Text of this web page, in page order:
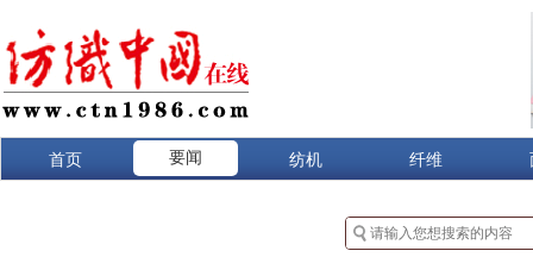
首页 要闻 纺机 纤维